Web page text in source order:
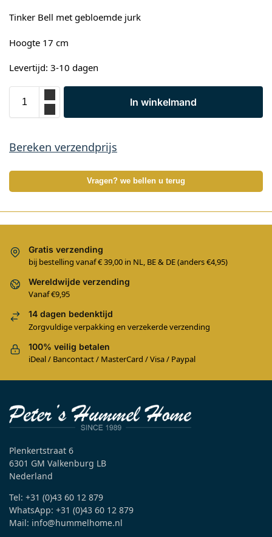
Tinker Bell met gebloemde jurk
Hoogte 17 cm
Levertijd: 3-10 dagen
In winkelmand
Bereken verzendprijs
Vragen? we bellen u terug
Gratis verzending
bij bestelling vanaf € 39,00 in NL, BE & DE (anders €4,95)
Wereldwijde verzending
Vanaf €9,95
14 dagen bedenktijd
Zorgvuldige verpakking en verzekerde verzending
100% veilig betalen
iDeal / Bancontact / MasterCard / Visa / Paypal
Plenkertstraat 6
6301 GM Valkenburg LB
Nederland
Tel: +31 (0)43 60 12 879
WhatsApp: +31 (0)43 60 12 879
Mail: info@hummelhome.nl